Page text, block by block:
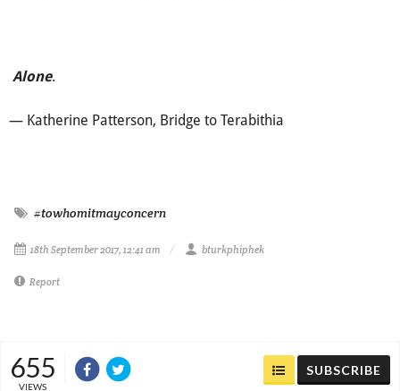
Alone.
— Katherine Patterson, Bridge to Terabithia
#towhomitmayconcern
18th September 2017, 12:41 am bturkphiphek
Report
655
VIEWS
SUBSCRIBE